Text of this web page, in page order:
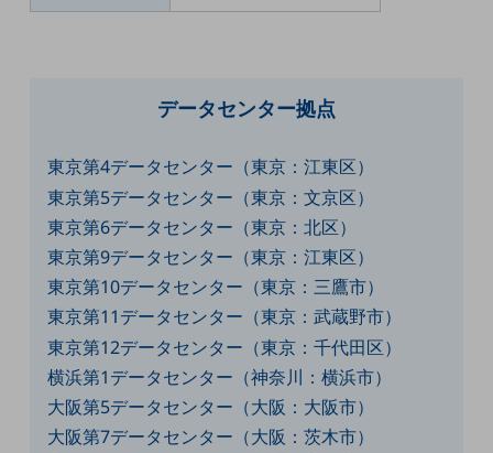
リモート・ハイブリッドワーク
セキュリティ
その他のお悩みはこちら
業界から見つける
業界から見つけるTOP
小売・卸売業
データセンター拠点
東京第4データセンター（東京：江東区）
東京第5データセンター（東京：文京区）
東京第6データセンター（東京：北区）
東京第9データセンター（東京：江東区）
東京第10データセンター（東京：三鷹市）
東京第11データセンター（東京：武蔵野市）
東京第12データセンター（東京：千代田区）
横浜第1データセンター（神奈川：横浜市）
大阪第5データセンター（大阪：大阪市）
大阪第7データセンター（大阪：茨木市）